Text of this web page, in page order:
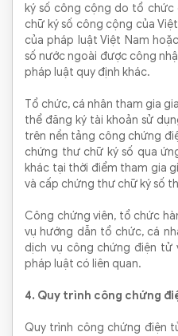
ký số công cộng do tổ
chữ ký số công cộng của
của pháp luật Việt Nam
số nước ngoài được công
pháp luật quy định khác.
Tổ chức, cá nhân tham gia
thể đăng ký tài khoản sử
trên nền tảng công chứng
chứng thư chữ ký số qua
khác tại thời điểm tham gia
và cấp chứng thư chữ ký số
Công chứng viên, tổ chức
vụ hướng dẫn tổ chức, cá
dịch vụ công chứng điện tử
pháp luật có liên quan.
4. Quy trình công chứng
Quy trình công chứng điện